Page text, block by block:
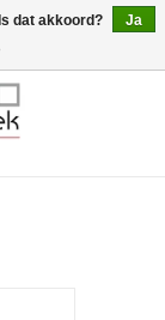
0 Artikelen - €0,00
dat akkoord?
Ja